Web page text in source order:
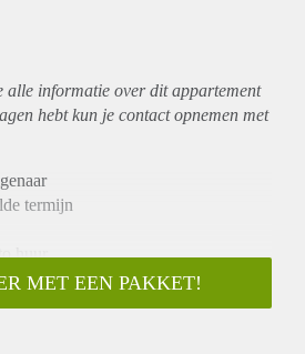
alle informatie over ditappartement
hebt kun je contact opnemen met
termijn
huur
Ja
MET EEN PAKKET!